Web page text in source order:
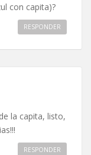
con capita)?
RESPONDER
la capita, listo,
RESPONDER